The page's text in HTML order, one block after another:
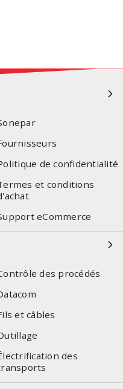
de confidentialité
et conditions
eCommerce
des procédés
et câbles
des